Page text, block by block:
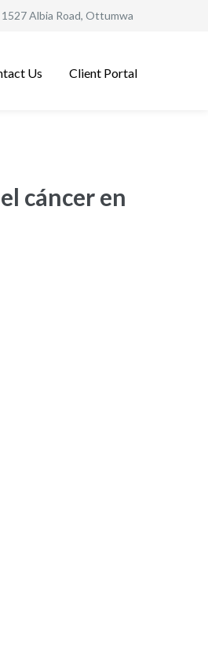
1527 Albia Road, Ottumwa
Us Client Portal
cáncer en